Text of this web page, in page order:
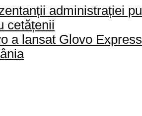
administrației
cetățenii
a lansat Glovo